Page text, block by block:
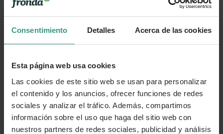
Consentimiento Detalles Acerca de las cookies
Esta página web usa cookies
Las cookies de este sitio web se usan para personalizar
el contenido y los anuncios, ofrecer funciones de redes
sociales y analizar el tráfico. Además, compartimos
información sobre el uso que haga del sitio web con
nuestros partners de redes sociales, publicidad y análisis
planta que recibas puede variar levemente su apariencia
con respecto a la de la foto.
Cuidados
Categorías